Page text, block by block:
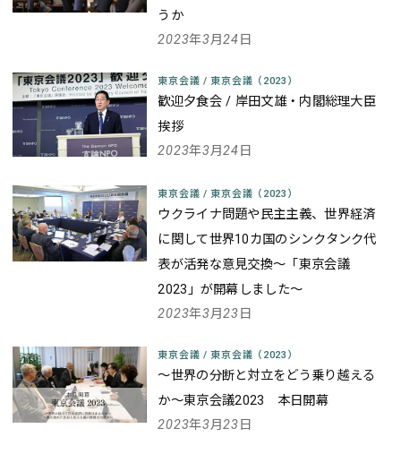
うか
2023年3月24日
東京会議 / 東京会議（2023）
歓迎夕食会 / 岸田文雄・内閣総理大臣
挨拶
2023年3月24日
東京会議 / 東京会議（2023）
ウクライナ問題や民主主義、世界経済
に関して世界10カ国のシンクタンク代
表が活発な意見交換～「東京会議
2023」が開幕しました～
2023年3月23日
東京会議 / 東京会議（2023）
～世界の分断と対立をどう乗り越える
か～東京会議2023 本日開幕
2023年3月23日